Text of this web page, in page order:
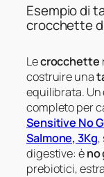
Esempio di
crocchette
Lecrocchette
costruire una
equilibrata. Un
completo per
Sensitive No
Salmone, 3Kg
digestive: èno
prebiotici,